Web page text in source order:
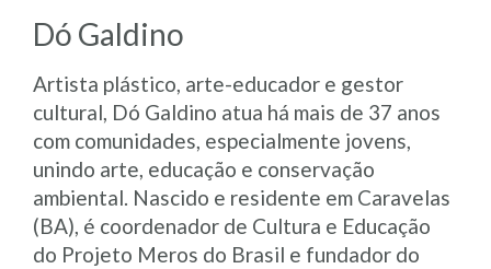
Dó Galdino
Artista plástico, arte-educador e gestor
cultural, Dó Galdino atua há mais de 37 anos
com comunidades, especialmente jovens,
unindo arte, educação e conservação
ambiental. Nascido e residente em Caravelas
(BA), é coordenador de Cultura e Educação
do Projeto Meros do Brasil e fundador do